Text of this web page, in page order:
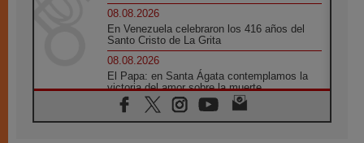
08.08.2026
En Venezuela celebraron los 416 años del
Santo Cristo de La Grita
08.08.2026
El Papa: en Santa Ágata contemplamos la
victoria del amor sobre la muerte
08.08.2026
León XIV visitará el Santuario de la Madre